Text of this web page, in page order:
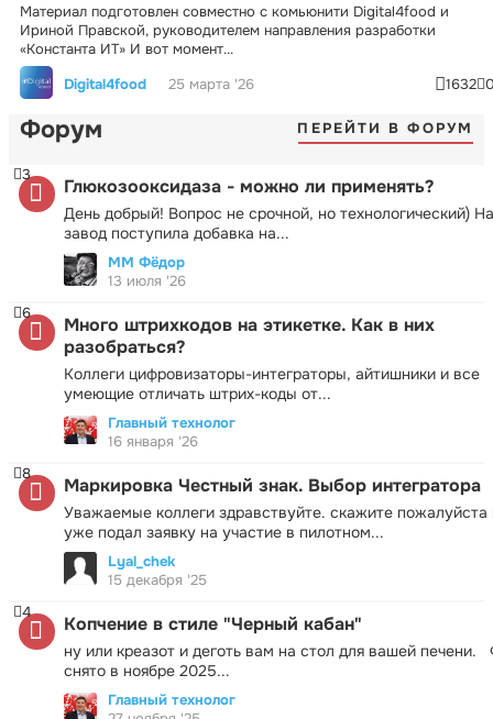
Материал подготовлен совместно с комьюнити Digital4food и
Ириной Правской, руководителем направления разработки
«Константа ИТ» И вот момент...
Digital4food
25 марта '26 1632
Форум ПЕРЕЙТИ В ФОРУМ
Глюкозооксидаза - можно ли применять?
День добрый! Вопрос не срочной, но технологический) На
завод поступила добавка на...
3
ММ Фёдор
13 июля '26
Много штрихкодов на этикетке. Как в них
разобраться?
Коллеги цифровизаторы-интеграторы, айтишники и все
умеющие отличать штрих-коды от...
6
Главный технолог
16 января '26
Маркировка Честный знак. Выбор интегратора
Уважаемые коллеги здравствуйте. скажите пожалуйста
уже подал заявку на участие в пилотном...
8
Lyal_chek
15 декабря '25
Копчение в стиле "Черный кабан"
ну или креазот и деготь вам на стол для вашей печени.
снято в ноябре 2025...
4
Главный технолог